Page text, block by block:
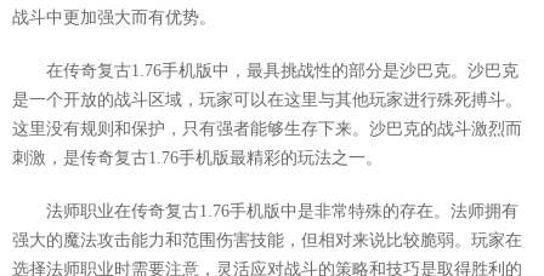
战斗中更加强大而有优势。
在传奇复古1.76手机版中，最具挑战性的部分是沙巴克。沙巴克
是一个开放的战斗区域，玩家可以在这里与其他玩家进行殊死搏斗。
这里没有规则和保护，只有强者能够生存下来。沙巴克的战斗激烈而
刺激，是传奇复古1.76手机版最精彩的玩法之一。
法师职业在传奇复古1.76手机版中是非常特殊的存在。法师拥有
强大的魔法攻击能力和范围伤害技能，但相对来说比较脆弱。玩家在
选择法师职业时需要注意，灵活应对战斗的策略和技巧是取得胜利的